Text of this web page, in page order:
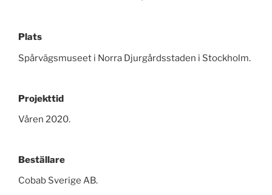
Plats
Spårvägsmuseet i Norra Djurgårdsstaden i Stockholm.
Projekttid
Våren 2020.
Beställare
Cobab Sverige AB.